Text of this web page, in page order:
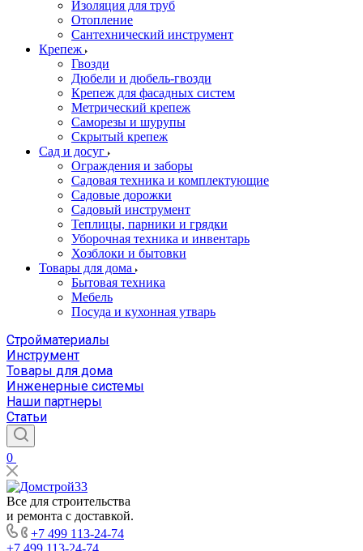
Изоляция для труб
Отопление
Сантехнический инструмент
Крепеж
Гвозди
Дюбели и дюбель-гвозди
Крепеж для фасадных систем
Метрический крепеж
Саморезы и шурупы
Скрытый крепеж
Сад и досуг
Ограждения и заборы
Садовая техника и комплектующие
Садовые дорожки
Садовый инструмент
Теплицы, парники и грядки
Уборочная техника и инвентарь
Хозблоки и бытовки
Товары для дома
Бытовая техника
Мебель
Посуда и кухонная утварь
Стройматериалы
Инструмент
Товары для дома
Инженерные системы
Наши партнеры
Статьи
0
Все для строительства
и ремонта с доставкой.
+7 499 113-24-74
+7 499 113-24-74